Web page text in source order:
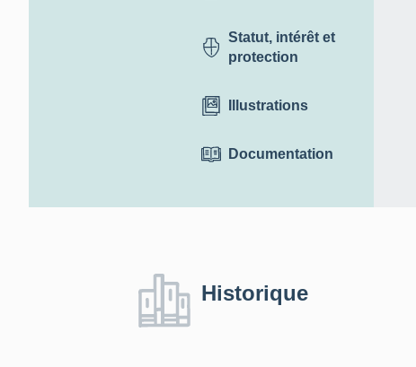
Statut, intérêt et
protection
Illustrations
Documentation
Historique